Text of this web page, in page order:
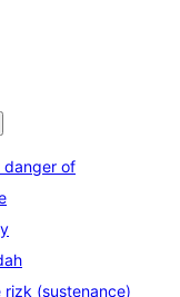
danger of
rizk (sustenance)